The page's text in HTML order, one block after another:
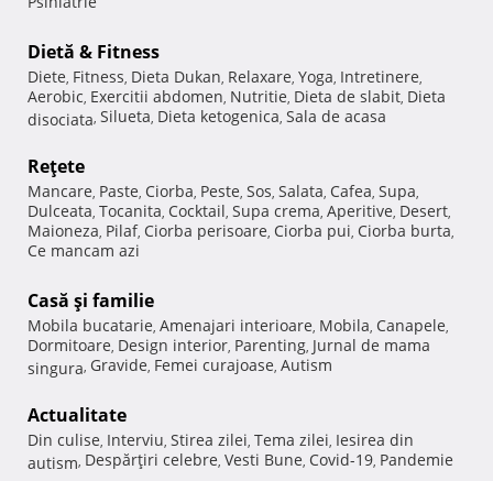
Dietă & Fitness
Diete, Fitness, Dieta Dukan, Relaxare, Yoga, Intretinere,
Aerobic, Exercitii abdomen, Nutritie, Dieta de slabit, Dieta
disociata, Silueta, Dieta ketogenica, Sala de acasa
Reţete
Mancare, Paste, Ciorba, Peste, Sos, Salata, Cafea, Supa,
Dulceata, Tocanita, Cocktail, Supa crema, Aperitive, Desert,
Maioneza, Pilaf, Ciorba perisoare, Ciorba pui, Ciorba burta,
Ce mancam azi
Casă şi familie
Mobila bucatarie, Amenajari interioare, Mobila, Canapele,
Dormitoare, Design interior, Parenting, Jurnal de mama
singura, Gravide, Femei curajoase, Autism
Actualitate
Din culise, Interviu, Stirea zilei, Tema zilei, Iesirea din
autism, Despărţiri celebre, Vesti Bune, Covid-19, Pandemie